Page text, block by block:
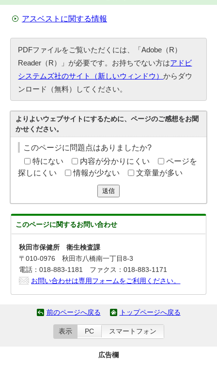
アスベストに関する情報
PDFファイルをご覧いただくには、「Adobe（R）
Reader（R）」が必要です。お持ちでない方はアドビ
システムズ社のサイト（新しいウィンドウ）からダウ
ンロード（無料）してください。
よりよいウェブサイトにするために、ページのご感想をお聞
かせください。
このページに問題点はありましたか?
特にない
内容が分かりにくい
ページを
探しにくい
情報が少ない 文章量が多い
送信
このページに関するお問い合わせ
秋田市保健所 衛生検査課
〒010-0976 秋田市八橋南一丁目8-3
電話：018-883-1181 ファクス：018-883-1171
お問い合わせは専用フォームをご利用ください。
前のページへ戻る トップページへ戻る
表示 PC スマートフォン
広告欄